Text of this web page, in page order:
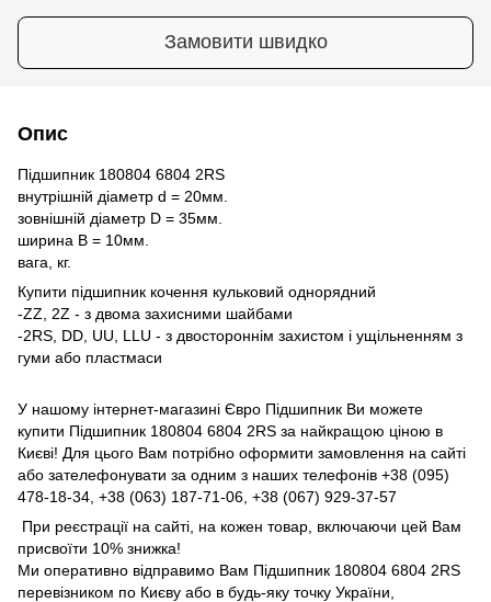
Замовити швидко
Опис
Підшипник 180804 6804 2RS
внутрішній діаметр d = 20мм.
зовнішній діаметр D = 35мм.
ширина B = 10мм.
вага, кг.
Купити підшипник кочення кульковий однорядний
-ZZ, 2Z - з двома захисними шайбами
-2RS, DD, UU, LLU - з двостороннім захистом і ущільненням з
гуми або пластмаси
У нашому інтернет-магазині Євро Підшипник Ви можете
купити Підшипник 180804 6804 2RS за найкращою ціною в
Києві! Для цього Вам потрібно оформити замовлення на сайті
або зателефонувати за одним з наших телефонів +38 (095)
478-18-34, +38 (063) 187-71-06, +38 (067) 929-37-57
При реєстрації на сайті, на кожен товар, включаючи цей Вам
присвоїти 10% знижка!
Ми оперативно відправимо Вам Підшипник 180804 6804 2RS
перевізником по Києву або в будь-яку точку України,